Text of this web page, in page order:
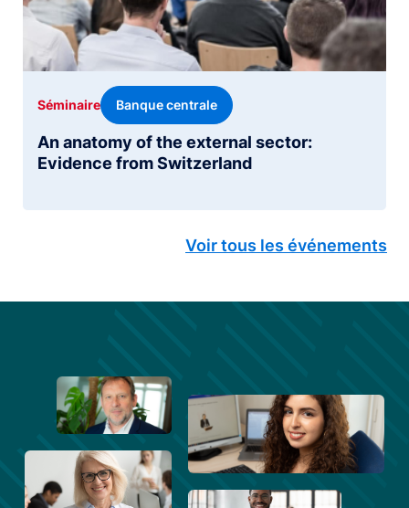
An anatomy of the external sector:
Evidence from Switzerland
Séminaire Banque centrale
Voir tous les événements